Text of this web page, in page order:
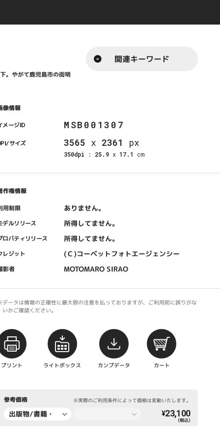
。やがて鹿児島市の街明
関連キーワード
像情報
メージID MSB001307
サイズ 3565 x 2361 px
350dpi : 25.9 x 17.1 cm
作権情報
用制限 ありません。
デルリリース 所得してません。
ロパティリリース 所得してません。
レジット (Ｃ)コーベットフォトエージェンシー
影者 MOTOMARO SIRAO
ータは情報の正確性に最大限の注意を払っておりますが、ご利用前に誤りがな
いかご確認ください。
プリント ライトボックス カンプデータ カート
参考価格 ※実際のご利用条件によって価格は変動いたします。
出版物/書籍・
¥23,100
（税込）